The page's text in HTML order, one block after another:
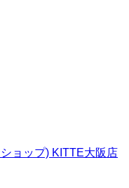
ョップ) KITTE大阪店